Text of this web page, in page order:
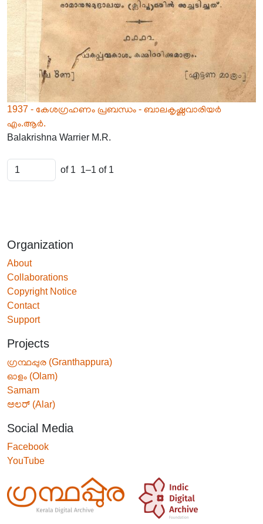
1937 - കേശഗ്രഹണം പ്രബന്ധം - ബാലകൃഷ്ണവാരിയർ
എം.ആർ.
Balakrishna Warrier M.R.
of 1 1–1 of 1
Organization
About
Collaborations
Copyright Notice
Contact
Support
Projects
ഗ്രന്ഥപ്പുര (Granthappura)
ഓളം (Olam)
Samam
ಅಲರ್ (Alar)
Social Media
Facebook
YouTube